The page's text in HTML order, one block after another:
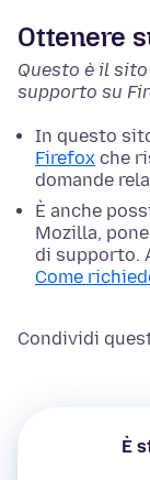
Ottenere
Questo è il
supporto su
In questo
Firefox che
domande
È anche
Mozilla,
di supporto.
Come
Condividi
È